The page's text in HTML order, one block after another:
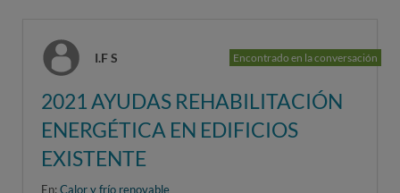
I.F S Encontrado en la conversación
2021 AYUDAS REHABILITACIÓN
ENERGÉTICA EN EDIFICIOS
EXISTENTE
En:Calor y frío renovable